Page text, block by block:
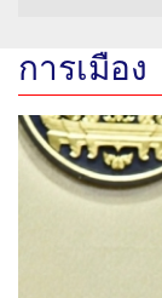
การเมือง